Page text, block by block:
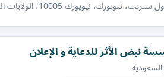
نبض الأثر للدعاية و الإعلان